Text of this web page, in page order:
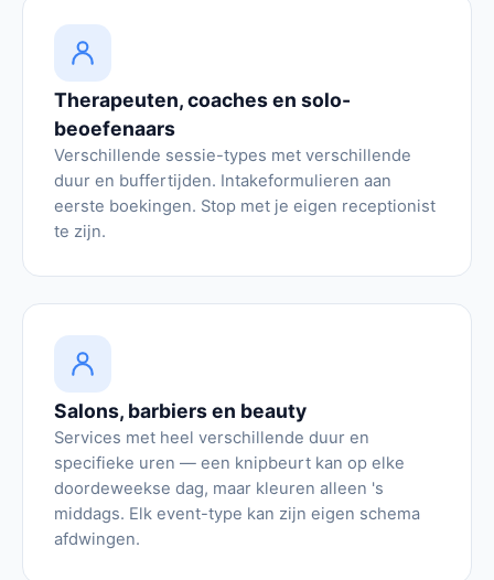
Therapeuten, coaches en solo-
beoefenaars
Verschillende sessie-types met verschillende
duur en buffertijden. Intakeformulieren aan
eerste boekingen. Stop met je eigen receptionist
te zijn.
Salons, barbiers en beauty
Services met heel verschillende duur en
specifieke uren — een knipbeurt kan op elke
doordeweekse dag, maar kleuren alleen 's
middags. Elk event-type kan zijn eigen schema
afdwingen.